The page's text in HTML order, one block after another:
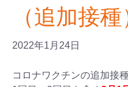
（追加接
2022年1月24日
コロナワクチンの追加接